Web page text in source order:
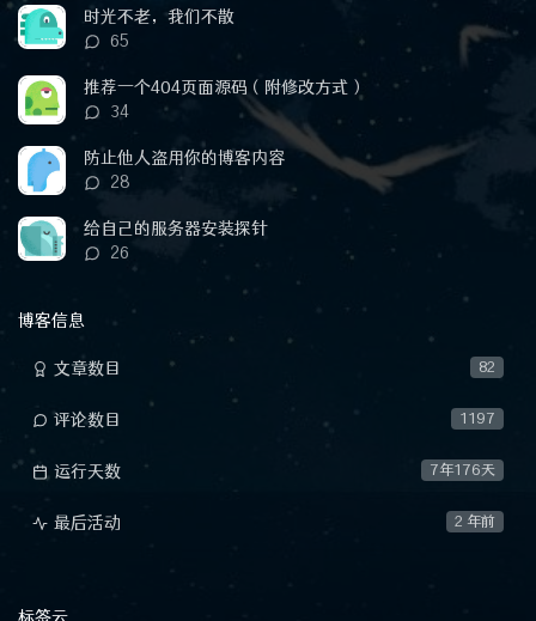
数：
时光不老，我们不散
评
数：
65
推荐一个404页面源码（附修改方式）
评
数：
34
防止他人盗用你的博客内容
评
数：
28
给自己的服务器安装探针
评
26
博客信息
82
文章数目
1197
评论数目
7年176天
运行天数
2 年前
最后活动